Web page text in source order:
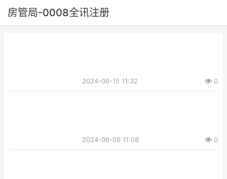
房管局-0008全讯注册
2024-06-15 11:32 0
2024-06-09 11:08 0